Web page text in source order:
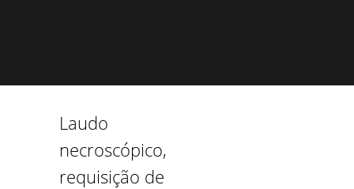
Laudo
necroscópico,
requisição de